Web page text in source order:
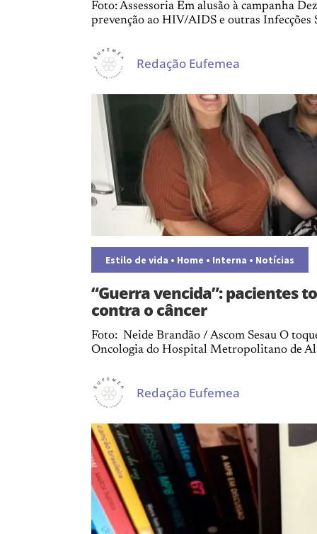
Foto: Assessoria Em alusão à campanha
prevenção ao HIV/AIDS e outras Infecções
Redação Eufemea
Estilo de vida • Home • Interna • Notícias
“Guerra vencida”: pacientes
contra o câncer
Foto: Neide Brandão / Ascom Sesau O
Oncologia do Hospital Metropolitano de
Redação Eufemea